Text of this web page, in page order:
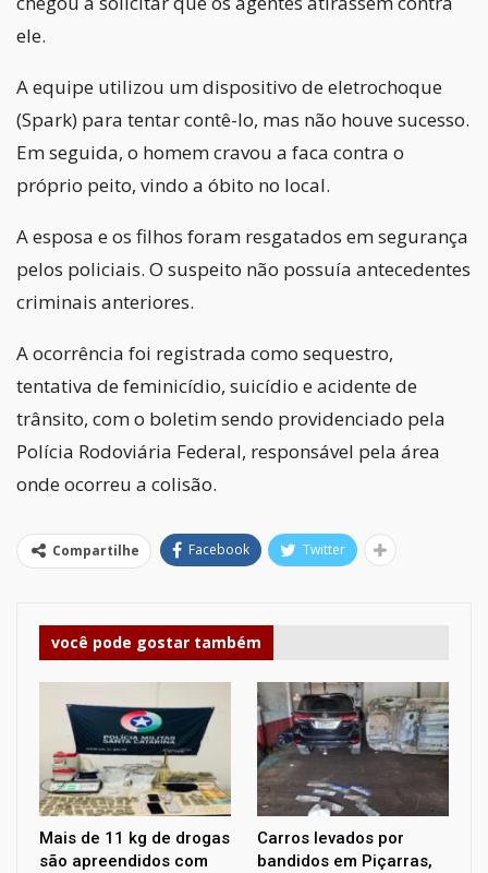
ele.
A equipe utilizou um dispositivo de eletrochoque
(Spark) para tentar contê-lo, mas não houve sucesso.
Em seguida, o homem cravou a faca contra o
próprio peito, vindo a óbito no local.
A esposa e os filhos foram resgatados em segurança
pelos policiais. O suspeito não possuía antecedentes
criminais anteriores.
A ocorrência foi registrada como sequestro,
tentativa de feminicídio, suicídio e acidente de
trânsito, com o boletim sendo providenciado pela
Polícia Rodoviária Federal, responsável pela área
onde ocorreu a colisão.
Compartilhe Facebook Twitter
você pode gostar também
Mais de 11 kg de drogas
são apreendidos com
Carros levados por
bandidos em Piçarras,